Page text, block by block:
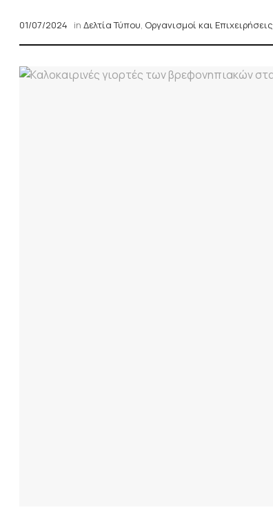
01/07/2024 in Δελτία Τύπου, Οργανισμοί και Επιχειρήσεις